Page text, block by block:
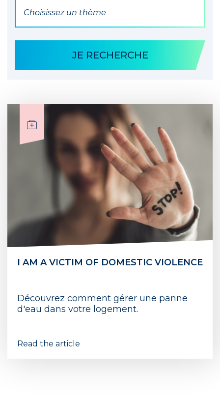
I AM A VICTIM OF DOMESTIC VIOLENCE
Découvrez comment gérer une panne
d'eau dans votre logement.
Read the article